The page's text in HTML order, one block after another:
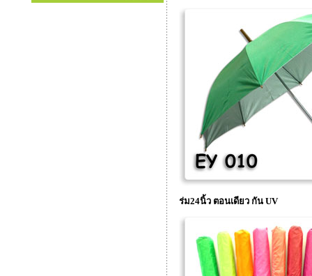
ร่ม24นิ้ว ตอนเดียว กัน UV